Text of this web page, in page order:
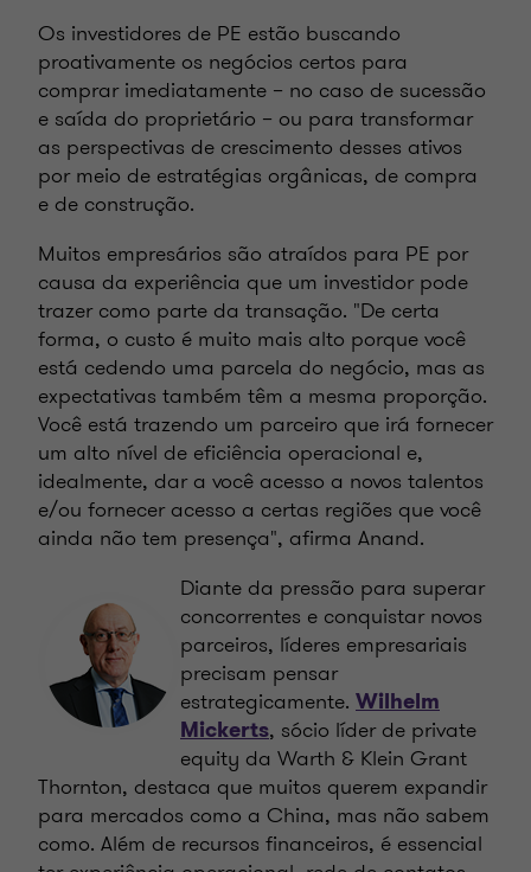
Os investidores de PE estão buscando
proativamente os negócios certos para
comprar imediatamente – no caso de sucessão
e saída do proprietário – ou para transformar
as perspectivas de crescimento desses ativos
por meio de estratégias orgânicas, de compra
e de construção.
Muitos empresários são atraídos para PE por
causa da experiência que um investidor pode
trazer como parte da transação. "De certa
forma, o custo é muito mais alto porque você
está cedendo uma parcela do negócio, mas as
expectativas também têm a mesma proporção.
Você está trazendo um parceiro que irá fornecer
um alto nível de eficiência operacional e,
idealmente, dar a você acesso a novos talentos
e/ou fornecer acesso a certas regiões que você
ainda não tem presença", afirma Anand.
Diante da pressão para superar
concorrentes e conquistar novos
parceiros, líderes empresariais
precisam pensar
estrategicamente. Wilhelm
Mickerts, sócio líder de private
equity da Warth & Klein Grant
Thornton, destaca que muitos querem expandir
para mercados como a China, mas não sabem
como. Além de recursos financeiros, é essencial